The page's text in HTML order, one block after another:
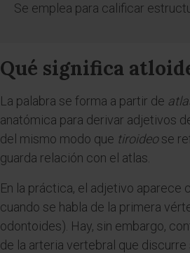
Se emplea para calificar
Qué significa
La palabra se forma a partir de
anatómica para derivar adjetivos
del mismo modo que tiroideose
guarda relación con el atlas.
En la práctica, el adjetivo
cuando se habla de la primera
odontoides). Hay, sin embargo,
de la arteria vertebral que